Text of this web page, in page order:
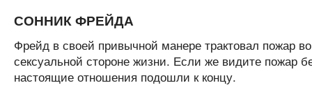
СОННИК ФРЕЙДА
Фрейд в своей привычной манере трактовал пожар
сексуальной стороне жизни. Если же видите пожар
настоящие отношения подошли к концу.